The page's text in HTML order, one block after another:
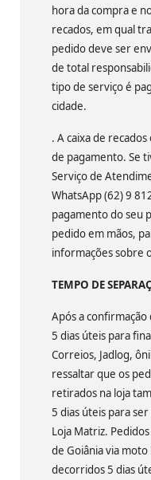
hora da compra e
recados, em qual
pedido deve ser
de total
tipo de serviço é
cidade.
. A caixa de
de pagamento. Se
Serviço de
WhatsApp (62) 9
pagamento do seu
pedido em mãos,
informações sobre
TEMPO DE
Após a
5 dias úteis para
Correios, Jadlog,
ressaltar que os
retirados na loja
5 dias úteis para
Loja Matriz.
de Goiânia via
decorridos 5 dias